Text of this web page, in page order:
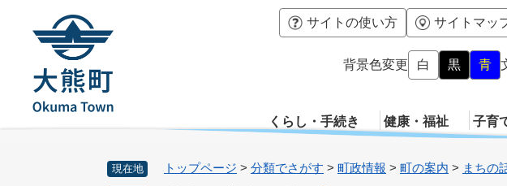
メニ
サイトの使い方 サイトマッ
背景色変更 白 黒 青
くらし・手続き 健康・福祉 子育
現在地 トップページ > 分類でさがす > 町政情報 > 町の案内 > まちの